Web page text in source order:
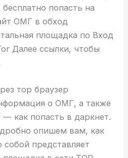
попасть на
ОМГ в обход
площадка по Вход
Далее ссылки, чтобы
тор браузер
о ОМГ, а также
как попасть в даркнет.
опишем вам, как
собой представляет